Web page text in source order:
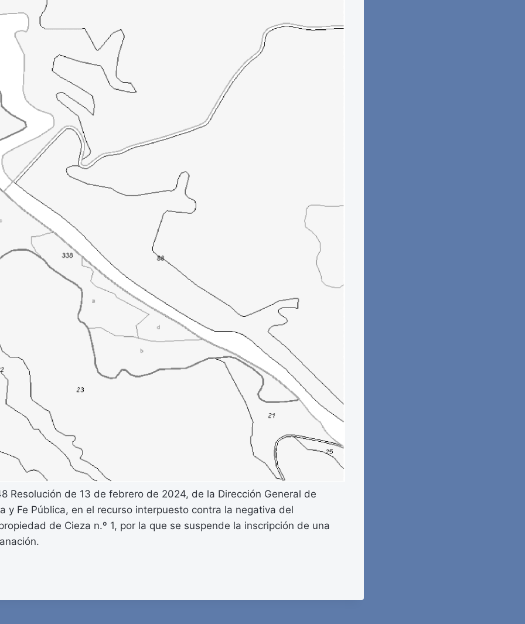
Resolución de 13 de febrero de 2024, de la Dirección General de
y Fe Pública, en el recurso interpuesto contra la negativa del
de Cieza n.º 1, por la que se suspende la inscripción de una